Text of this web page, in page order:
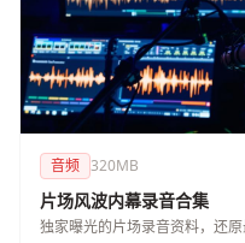
音频 320MB
片场风波内幕录音合集
独家曝光的片场录音资料，还